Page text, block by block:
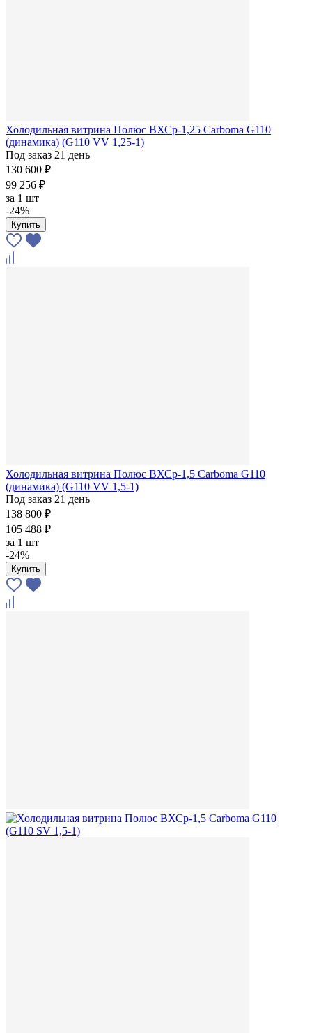
Холодильная витрина Полюс ВХСр-1,25 Сarboma G110
(динамика) (G110 VV 1,25-1)
Под заказ 21 день
130 600 ₽
99 256 ₽
за 1 шт
-24%
Купить
Холодильная витрина Полюс ВХСр-1,5 Сarboma G110
(динамика) (G110 VV 1,5-1)
Под заказ 21 день
138 800 ₽
105 488 ₽
за 1 шт
-24%
Купить